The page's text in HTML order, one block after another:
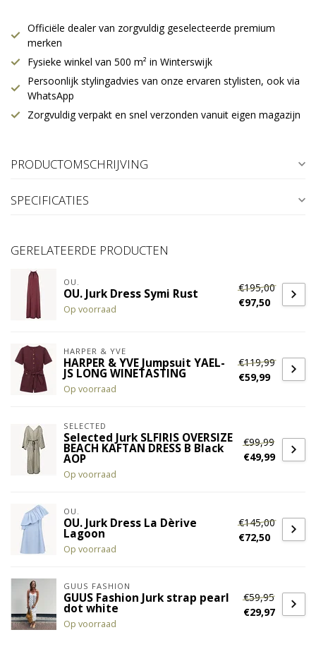
Officiële dealer van zorgvuldig geselecteerde premium
merken
Fysieke winkel van 500 m² in Winterswijk
Persoonlijk stylingadvies van onze ervaren stylisten, ook via
WhatsApp
Zorgvuldig verpakt en snel verzonden vanuit eigen magazijn
PRODUCTOMSCHRIJVING
SPECIFICATIES
GERELATEERDE PRODUCTEN
OU.
OU. Jurk Dress Symi Rust
Op voorraad
€195,00
€97,50
HARPER & YVE
HARPER & YVE Jumpsuit YAEL-
JS LONG WINETASTING
Op voorraad
€119,99
€59,99
SELECTED
Selected Jurk SLFIRIS OVERSIZE
BEACH KAFTAN DRESS B Black
AOP
Op voorraad
€99,99
€49,99
OU.
OU. Jurk Dress La Dèrive
Lagoon
Op voorraad
€145,00
€72,50
GUUS FASHION
GUUS Fashion Jurk strap pearl
dot white
Op voorraad
€59,95
€29,97